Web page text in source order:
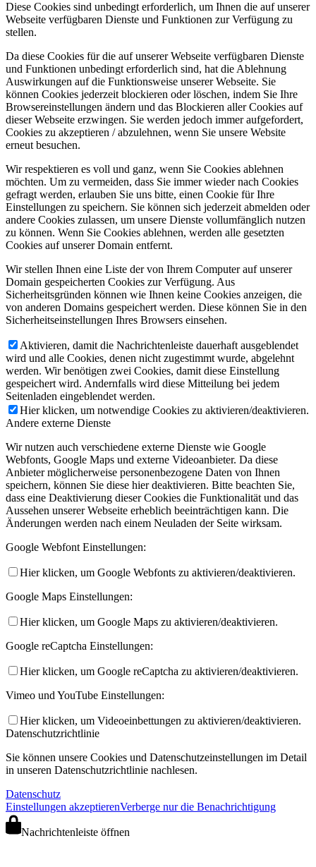
Diese Cookies sind unbedingt erforderlich, um Ihnen die auf unserer
Webseite verfügbaren Dienste und Funktionen zur Verfügung zu
stellen.
Da diese Cookies für die auf unserer Webseite verfügbaren Dienste
und Funktionen unbedingt erforderlich sind, hat die Ablehnung
Auswirkungen auf die Funktionsweise unserer Webseite. Sie
können Cookies jederzeit blockieren oder löschen, indem Sie Ihre
Browsereinstellungen ändern und das Blockieren aller Cookies auf
dieser Webseite erzwingen. Sie werden jedoch immer aufgefordert,
Cookies zu akzeptieren / abzulehnen, wenn Sie unsere Website
erneut besuchen.
Wir respektieren es voll und ganz, wenn Sie Cookies ablehnen
möchten. Um zu vermeiden, dass Sie immer wieder nach Cookies
gefragt werden, erlauben Sie uns bitte, einen Cookie für Ihre
Einstellungen zu speichern. Sie können sich jederzeit abmelden oder
andere Cookies zulassen, um unsere Dienste vollumfänglich nutzen
zu können. Wenn Sie Cookies ablehnen, werden alle gesetzten
Cookies auf unserer Domain entfernt.
Wir stellen Ihnen eine Liste der von Ihrem Computer auf unserer
Domain gespeicherten Cookies zur Verfügung. Aus
Sicherheitsgründen können wie Ihnen keine Cookies anzeigen, die
von anderen Domains gespeichert werden. Diese können Sie in den
Sicherheitseinstellungen Ihres Browsers einsehen.
Aktivieren, damit die Nachrichtenleiste dauerhaft ausgeblendet
wird und alle Cookies, denen nicht zugestimmt wurde, abgelehnt
werden. Wir benötigen zwei Cookies, damit diese Einstellung
gespeichert wird. Andernfalls wird diese Mitteilung bei jedem
Seitenladen eingeblendet werden.
Hier klicken, um notwendige Cookies zu aktivieren/deaktivieren.
Andere externe Dienste
Wir nutzen auch verschiedene externe Dienste wie Google
Webfonts, Google Maps und externe Videoanbieter. Da diese
Anbieter möglicherweise personenbezogene Daten von Ihnen
speichern, können Sie diese hier deaktivieren. Bitte beachten Sie,
dass eine Deaktivierung dieser Cookies die Funktionalität und das
Aussehen unserer Webseite erheblich beeinträchtigen kann. Die
Änderungen werden nach einem Neuladen der Seite wirksam.
Google Webfont Einstellungen:
Hier klicken, um Google Webfonts zu aktivieren/deaktivieren.
Google Maps Einstellungen:
Hier klicken, um Google Maps zu aktivieren/deaktivieren.
Google reCaptcha Einstellungen:
Hier klicken, um Google reCaptcha zu aktivieren/deaktivieren.
Vimeo und YouTube Einstellungen:
Hier klicken, um Videoeinbettungen zu aktivieren/deaktivieren.
Datenschutzrichtlinie
Sie können unsere Cookies und Datenschutzeinstellungen im Detail
in unseren Datenschutzrichtlinie nachlesen.
Datenschutz
Einstellungen akzeptierenVerberge nur die Benachrichtigung
Nachrichtenleiste öffnen